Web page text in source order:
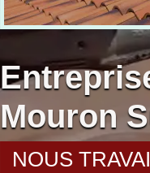
Mouron
NOUS